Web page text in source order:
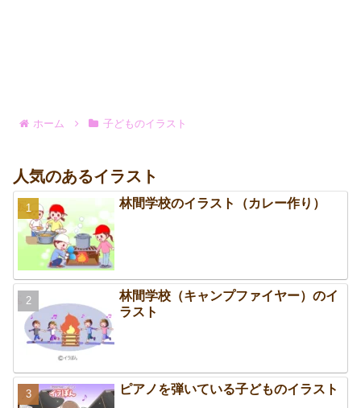
ホーム 子どものイラスト
人気のあるイラスト
林間学校のイラスト（カレー作り）
林間学校（キャンプファイヤー）のイ
ラスト
ピアノを弾いている子どものイラスト